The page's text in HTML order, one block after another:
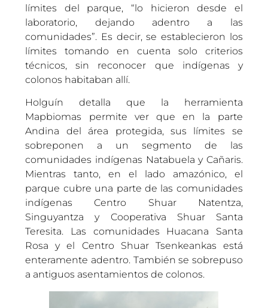
límites del parque, “lo hicieron desde el
laboratorio, dejando adentro a las
comunidades”. Es decir, se establecieron los
límites tomando en cuenta solo criterios
técnicos, sin reconocer que indígenas y
colonos habitaban allí.
Holguín detalla que la herramienta
Mapbiomas permite ver que en la parte
Andina del área protegida, sus límites se
sobreponen a un segmento de las
comunidades indígenas Natabuela y Cañaris.
Mientras tanto, en el lado amazónico, el
parque cubre una parte de las comunidades
indígenas Centro Shuar Natentza,
Singuyantza y Cooperativa Shuar Santa
Teresita. Las comunidades Huacana Santa
Rosa y el Centro Shuar Tsenkeankas está
enteramente adentro. También se sobrepuso
a antiguos asentamientos de colonos.